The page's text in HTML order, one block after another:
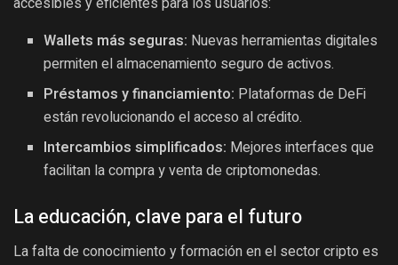
accesibles y eficientes para los usuarios:
Wallets más seguras: Nuevas herramientas digitales
permiten el almacenamiento seguro de activos.
Préstamos y financiamiento: Plataformas de DeFi
están revolucionando el acceso al crédito.
Intercambios simplificados: Mejores interfaces que
facilitan la compra y venta de criptomonedas.
La educación, clave para el futuro
La falta de conocimiento y formación en el sector cripto es